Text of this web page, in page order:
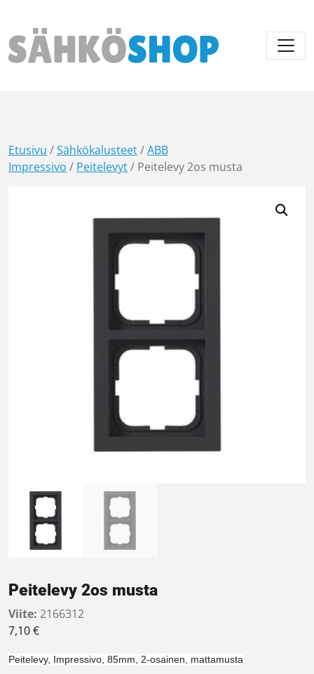
Päävalikko
Etusivu /Sähkökalusteet/ABB
Impressivo / Peitelevyt/ Peitelevy 2os musta
Peitelevy 2os musta
Viite: 2166312
7,10€
Peitelevy, Impressivo, 85mm, 2-osainen, mattamusta